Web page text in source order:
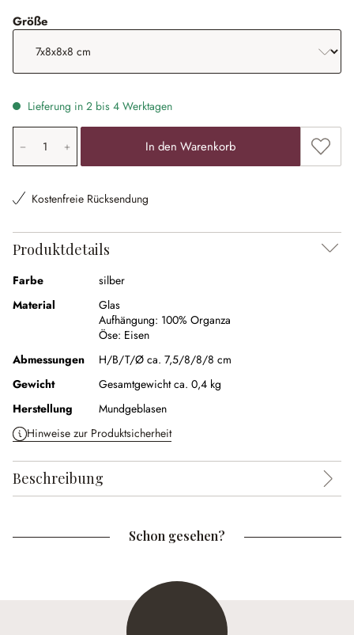
Größe
Lieferung in 2 bis 4 Werktagen
Produkt Anzahl: Gib den gewünschten Wert ein oder
In den Warenkorb Zum
Kostenfreie Rücksendung
Produktdetails
Farbe
silber
Material
Glas
Aufhängung: 100% Organza
Öse: Eisen
Abmessungen
H/B/T/Ø ca. 7,5/8/8/8 cm
Gewicht
Gesamtgewicht ca. 0,4 kg
Herstellung
Mundgeblasen
Hinweise zur Produktsicherheit
Beschreibung
Schon gesehen?